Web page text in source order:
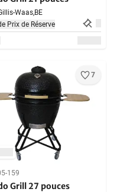
Waas,BE
Prix de Réserve
7
159
Grill 27 pouces